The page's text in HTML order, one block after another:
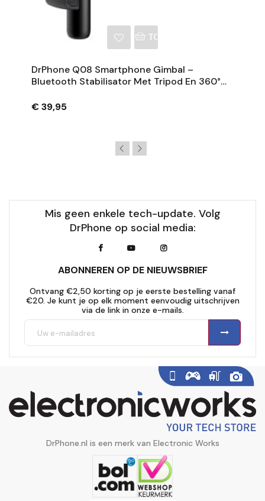
TOEVOEGEN AAN
DrPhone Q08 Smartphone Gimbal –
Bluetooth Stabilisator Met Tripod En 360°
€ 39,95
Mis geen enkele tech-update. Volg
DrPhone op social media:
ABONNEREN OP DE NIEUWSBRIEF
Ontvang €2,50 korting op je eerste bestelling vanaf
€20. Je kunt je op elk moment eenvoudig uitschrijven
via de link in onze e-mails.
DrPhone.nl is een merk van Electronic Works